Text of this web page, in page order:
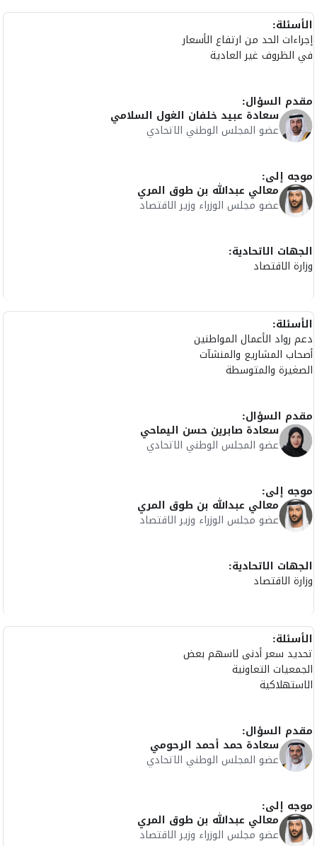
الأسئلة:
إجراءات الحد من ارتفاع الأسعار
في الظروف غير العادية
مقدم السؤال:
سعادة عبيد خلفان الغول السلامي
عضو المجلس الوطني الاتحادي
موجه إلى:
معالي عبدالله بن طوق المري
عضو مجلس الوزراء وزير الاقتصاد
الجهات الاتحادية:
وزارة الاقتصاد
الأسئلة:
دعم رواد الأعمال المواطنين
أصحاب المشاريع والمنشآت
الصغيرة والمتوسطة
مقدم السؤال:
سعادة صابرين حسن اليماحي
عضو المجلس الوطني الاتحادي
موجه إلى:
معالي عبدالله بن طوق المري
عضو مجلس الوزراء وزير الاقتصاد
الجهات الاتحادية:
وزارة الاقتصاد
الأسئلة:
تحديد سعر أدنى لاسهم بعض
الجمعيات التعاونية
الاستهلاكية
مقدم السؤال:
سعادة حمد أحمد الرحومي
عضو المجلس الوطني الاتحادي
موجه إلى:
معالي عبدالله بن طوق المري
عضو مجلس الوزراء وزير الاقتصاد